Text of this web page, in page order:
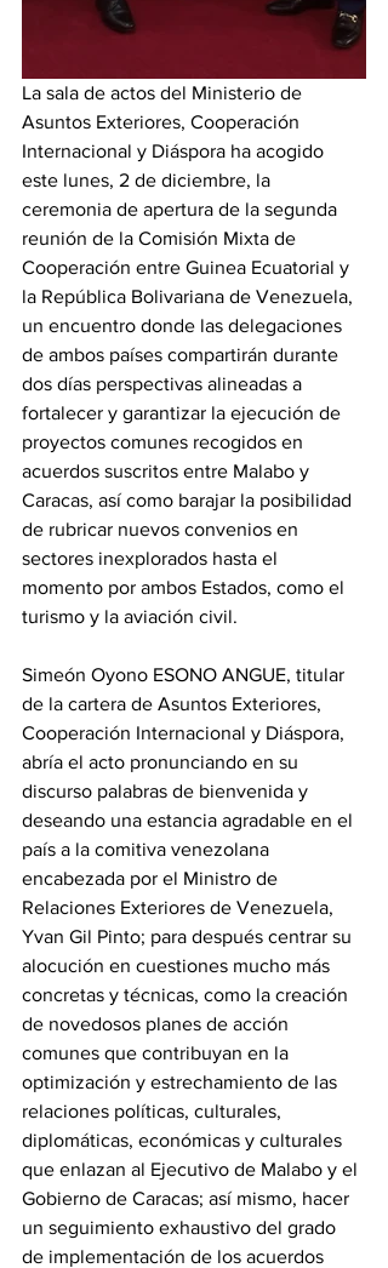
La sala de actos del Ministerio de
Asuntos Exteriores, Cooperación
Internacional y Diáspora ha acogido
este lunes, 2 de diciembre, la
ceremonia de apertura de la segunda
reunión de la Comisión Mixta de
Cooperación entre Guinea Ecuatorial y
la República Bolivariana de Venezuela,
un encuentro donde las delegaciones
de ambos países compartirán durante
dos días perspectivas alineadas a
fortalecer y garantizar la ejecución de
proyectos comunes recogidos en
acuerdos suscritos entre Malabo y
Caracas, así como barajar la posibilidad
de rubricar nuevos convenios en
sectores inexplorados hasta el
momento por ambos Estados, como el
turismo y la aviación civil.
Simeón Oyono ESONO ANGUE, titular
de la cartera de Asuntos Exteriores,
Cooperación Internacional y Diáspora,
abría el acto pronunciando en su
discurso palabras de bienvenida y
deseando una estancia agradable en el
país a la comitiva venezolana
encabezada por el Ministro de
Relaciones Exteriores de Venezuela,
Yvan Gil Pinto; para después centrar su
alocución en cuestiones mucho más
concretas y técnicas, como la creación
de novedosos planes de acción
comunes que contribuyan en la
optimización y estrechamiento de las
relaciones políticas, culturales,
diplomáticas, económicas y culturales
que enlazan al Ejecutivo de Malabo y el
Gobierno de Caracas; así mismo, hacer
un seguimiento exhaustivo del grado
de implementación de los acuerdos